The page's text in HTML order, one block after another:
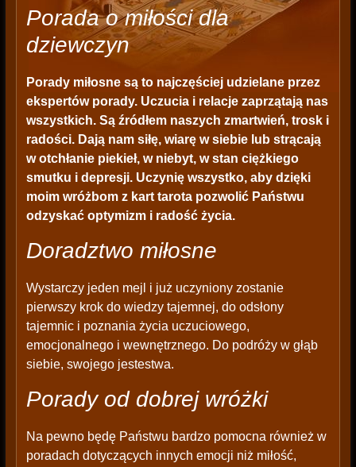
Porada o miłości dla
dziewczyn
Porady miłosnesą to najczęściej udzielane przez
ekspertów porady. Uczucia i relacje zaprzątają nas
wszystkich. Są źródłem naszych zmartwień, trosk i
radości. Dają nam siłę, wiarę w siebie lub strącają
w otchłanie piekieł, w niebyt, w stan ciężkiego
smutku i depresji. Uczynię wszystko, aby dzięki
moim wróżbom z kart tarota pozwolić Państwu
odzyskać optymizm i radość życia.
Doradztwo miłosne
Wystarczy jeden mejl i już uczyniony zostanie
pierwszy krok do wiedzy tajemnej, do odsłony
tajemnic i poznania życia uczuciowego,
emocjonalnego i wewnętrznego. Do podróży w głąb
siebie, swojego jestestwa.
Porady od dobrej wróżki
Na pewno będę Państwu bardzo pomocna również w
poradach dotyczących innych emocji niż miłość,